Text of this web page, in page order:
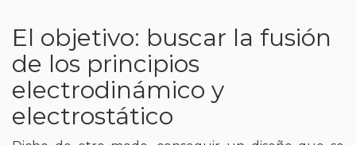
El objetivo: buscar la fusión
de los principios
electrodinámico y
electrostático